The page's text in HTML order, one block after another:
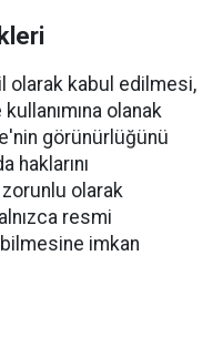
olarak kabul edilmesi,
olanak
görünürlüğünü
haklarını
olarak
resmi
imkan